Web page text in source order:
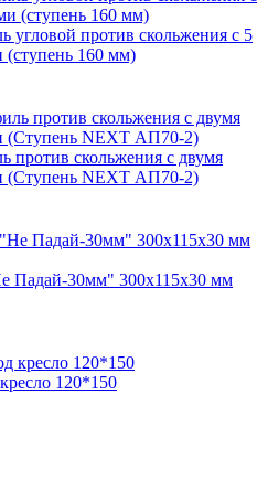
против скольжения с 5
(ступень 160 мм)
скольжения с двумя
(Ступень NEXT АП70-2)
Падай-30мм" 300х115х30 мм
120*150